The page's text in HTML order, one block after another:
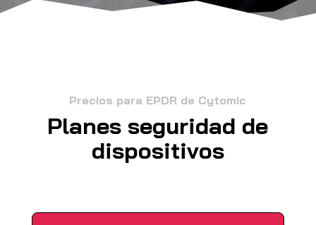
Precios para EPDR de Cytomic
Planes seguridad de
dispositivos